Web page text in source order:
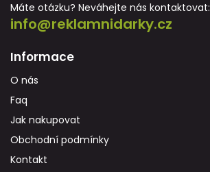
Máte otázku? Neváhejte nás kontaktovat:
info@reklamnidarky.cz
Informace
O nás
Faq
Jak nakupovat
Obchodní podmínky
Kontakt